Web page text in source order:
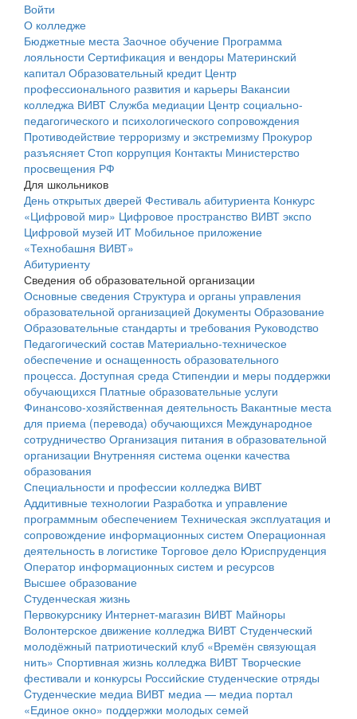
Войти
О колледже
Бюджетные места Заочное обучение Программа
лояльности Сертификация и вендоры Материнский
капитал Образовательный кредит Центр
профессионального развития и карьеры Вакансии
колледжа ВИВТ Служба медиации Центр социально-
педагогического и психологического сопровождения
Противодействие терроризму и экстремизму Прокурор
разъясняетСтоп коррупция Контакты Министерство
просвещения РФ
Для школьников
День открытых дверей Фестиваль абитуриента Конкурс
«Цифровой мир» Цифровое пространство ВИВТ экспо
Цифровой музей ИТ Мобильное приложение
«Технобашня ВИВТ»
Абитуриенту
Сведения об образовательной организации
Основные сведения Структура и органы управления
образовательной организацией Документы Образование
Образовательные стандарты и требования Руководство
Педагогический состав Материально-техническое
обеспечение и оснащенность образовательного
процесса. Доступная среда Стипендии и меры поддержки
обучающихся Платные образовательные услуги
Финансово-хозяйственная деятельность Вакантные места
для приема (перевода) обучающихся Международное
сотрудничество Организация питания в образовательной
организации Внутренняя система оценки качества
образования
Специальности и профессии колледжа ВИВТ
Аддитивные технологии Разработка и управление
программным обеспечением Техническая эксплуатация и
сопровождение информационных систем Операционная
деятельность в логистике Торговое дело Юриспруденция
Оператор информационных систем и ресурсов
Высшее образование
Студенческая жизнь
Первокурснику Интернет-магазин ВИВТ Майноры
Волонтерское движение колледжа ВИВТ Студенческий
молодёжный патриотический клуб «Времён связующая
нить» Спортивная жизнь колледжа ВИВТ Творческие
фестивали и конкурсы Российские cтуденческие отряды
Cтуденческие медиа ВИВТ медиа — медиа портал
«Единое окно» поддержки молодых семей